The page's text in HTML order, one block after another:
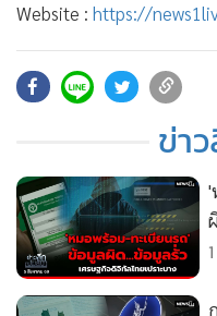
Website : https://
YOUTUBE :https://
Facebook :https://
X (TWITTER) : https://
https://
TikTok :https://
ข่า
'